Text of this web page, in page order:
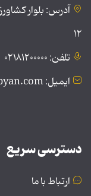
آدرس: بلوار
۱۲
تلفن: ۰۲۱۸۱۲۰۰۰۰۰
ایمیل: public@tebyan.com
دسترسی سریع
ارتباط با ما